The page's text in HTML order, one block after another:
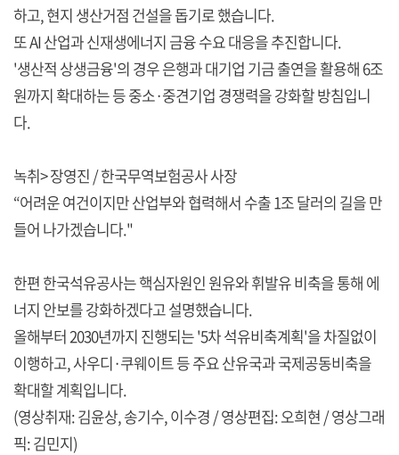
하고, 현지 생산거점 건설을 돕기로 했습니다.
또 AI 산업과 신재생에너지 금융 수요 대응을 추진합니다.
'생산적 상생금융'의 경우 은행과 대기업 기금 출연을 활용해 6조
원까지 확대하는 등 중소·중견기업 경쟁력을 강화할 방침입니
다.
녹취> 장영진 / 한국무역보험공사 사장
“어려운 여건이지만 산업부와 협력해서 수출 1조 달러의 길을 만
들어 나가겠습니다."
한편 한국석유공사는 핵심자원인 원유와 휘발유 비축을 통해 에
너지 안보를 강화하겠다고 설명했습니다.
올해부터 2030년까지 진행되는 '5차 석유비축계획'을 차질없이
이행하고, 사우디·쿠웨이트 등 주요 산유국과 국제공동비축을
확대할 계획입니다.
(영상취재: 김윤상, 송기수, 이수경 / 영상편집: 오희현 / 영상그래
픽: 김민지)